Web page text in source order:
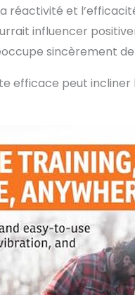
réactivité et
influencer
sincèrement
efficace peut incliner